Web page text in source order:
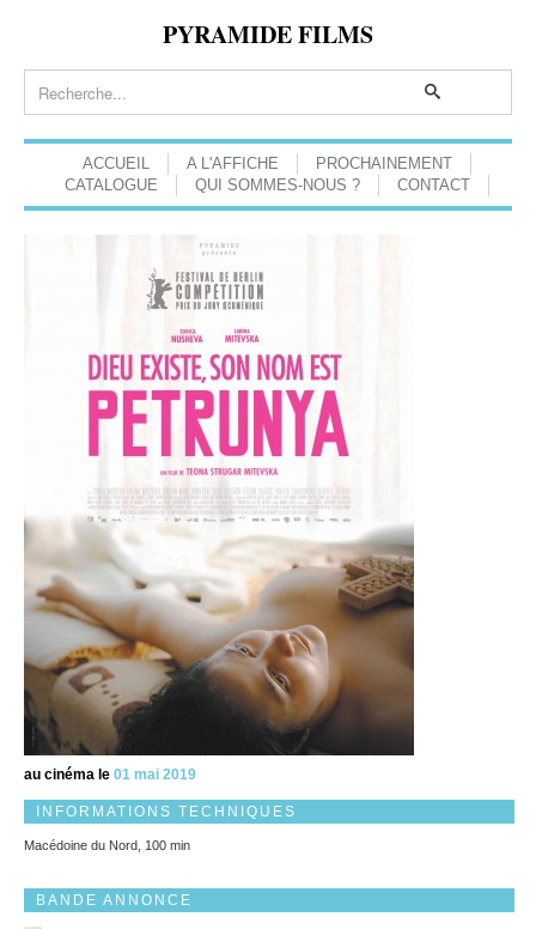
PYRAMIDE FILMS
ACCUEIL A L'AFFICHE
PROCHAINEMENT
CATALOGUE
QUI SOMMES-NOUS ? CONTACT
au cinéma le 01 mai 2019
INFORMATIONS TECHNIQUES
Macédoine du Nord, 100 min
BANDE ANNONCE